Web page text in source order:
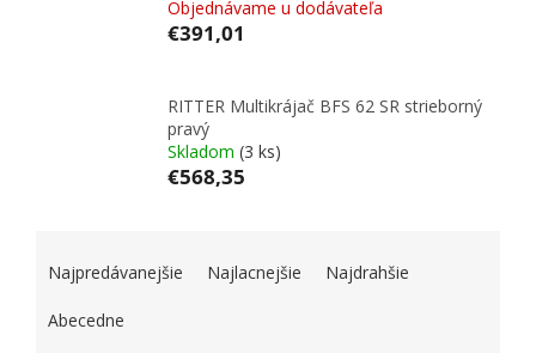
Objednávame u dodávateľa
€391,01
RITTER Multikrájač BFS 62 SR strieborný
pravý
Skladom (3 ks)
€568,35
Najpredávanejšie Najlacnejšie Najdrahšie
Abecedne